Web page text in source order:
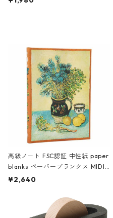
高級ノート FSC認証 中性紙 paper
blanks ペーパーブランクス MIDI
ハードカバー 罫線 ヴァン・ゴッホ
¥2,640